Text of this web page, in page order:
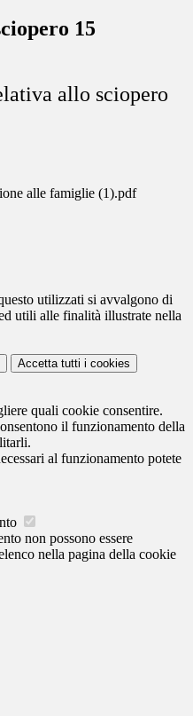
15
allo sciopero
alle famiglie (1).pdf
utilizzati si avvalgono di
utili alle finalità illustrate nella
Accetta tutti i cookies
quali cookie consentire.
il funzionamento della
al funzionamento potete
non possono essere
nella pagina della cookie